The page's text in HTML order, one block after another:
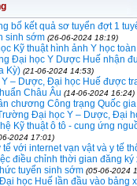
bố kết quả sơ tuyển đợt 1
sinh sớm (26-06-2024 18:19)
Kỹ thuật hình ảnh Y học
Đại học Y Dược Huế nhận
Kỳ) (21-06-2024 14:53)
– Dược, Đại học Huế được
Châu Âu (14-06-2024 16:24)
chương Công trạng Quốc
Đại học Y – Dược, Đại
Kỹ thuật ô tô - cung ứng
2024 17:01)
với internet vạn vật và y tế
điều chỉnh thời gian đăng
tuyển sinh sớm (05-06-2024
học Huế lần đầu vào bảng